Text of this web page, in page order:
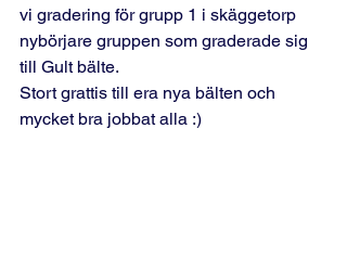
vi gradering för grupp 1 i skäggetorp
nybörjare gruppen som graderade sig
till Gult bälte.
Stort grattis till era nya bälten och
mycket bra jobbat alla :)